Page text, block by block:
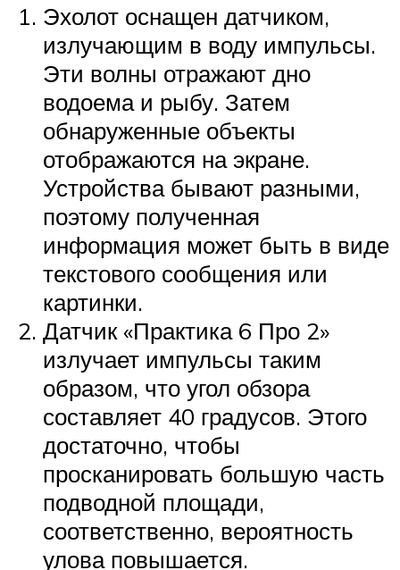
Эхолот оснащен датчиком,
излучающим в воду импульсы.
Эти волны отражают дно
водоема и рыбу. Затем
обнаруженные объекты
отображаются на экране.
Устройства бывают разными,
поэтому полученная
информация может быть в виде
текстового сообщения или
картинки.
Датчик «Практика 6 Про 2»
излучает импульсы таким
образом, что угол обзора
составляет 40 градусов. Этого
достаточно, чтобы
просканировать большую часть
подводной площади,
соответственно, вероятность
улова повышается.